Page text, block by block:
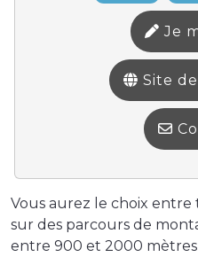
Je
Site
Vous aurez le choix entre
sur des parcours de
entre 900 et 2000 mètres